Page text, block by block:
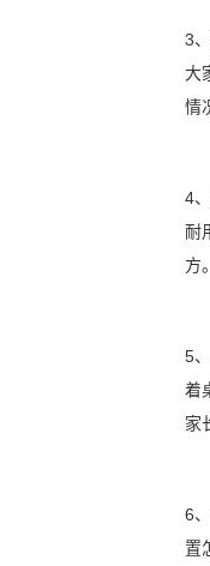
3
大
情
4
耐
方。
5
着
家
6
置